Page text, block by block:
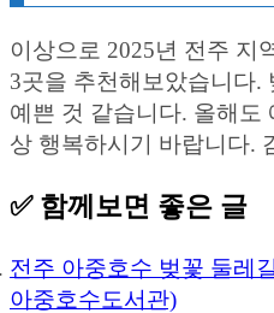
이상으로 2025년 전주 지
3곳을 추천해보았습니다.
예쁜 것 같습니다. 올해도
상 행복하시기 바랍니다.
✅ 함께보면 좋은 글
전주 아중호수 벚꽃 둘레
아중호수도서관)